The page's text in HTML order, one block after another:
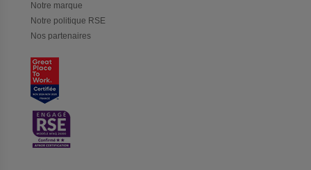
Notre marque
Notre politique RSE
Nos partenaires